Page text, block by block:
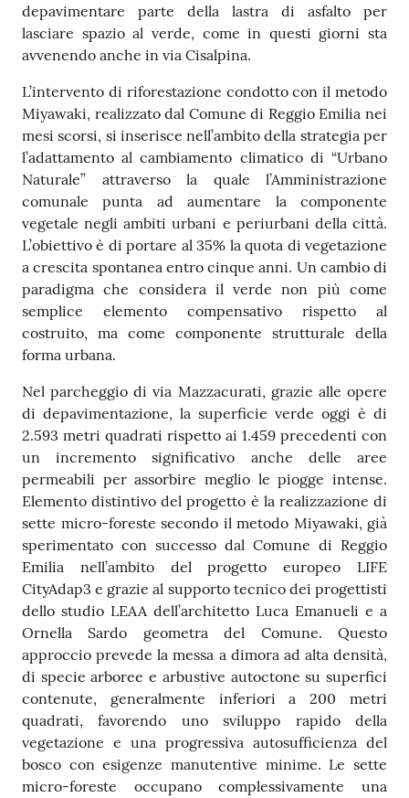
depavimentare parte della lastra di asfalto per
lasciare spazio al verde, come in questi giorni sta
avvenendo anche in via Cisalpina.
L’intervento di riforestazione condotto con il metodo
Miyawaki, realizzato dal Comune di Reggio Emilia nei
mesi scorsi, si inserisce nell’ambito della strategia per
l’adattamento al cambiamento climatico di “Urbano
Naturale” attraverso la quale l’Amministrazione
comunale punta ad aumentare la componente
vegetale negli ambiti urbani e periurbani della città.
L’obiettivo è di portare al 35% la quota di vegetazione
a crescita spontanea entro cinque anni. Un cambio di
paradigma che considera il verde non più come
semplice elemento compensativo rispetto al
costruito, ma come componente strutturale della
forma urbana.
Nel parcheggio di via Mazzacurati, grazie alle opere
di depavimentazione, la superficie verde oggi è di
2.593 metri quadrati rispetto ai 1.459 precedenti con
un incremento significativo anche delle aree
permeabili per assorbire meglio le piogge intense.
Elemento distintivo del progetto è la realizzazione di
sette micro-foreste secondo il metodo Miyawaki, già
sperimentato con successo dal Comune di Reggio
Emilia nell’ambito del progetto europeo LIFE
CityAdap3 e grazie al supporto tecnico dei progettisti
dello studio LEAA dell’architetto Luca Emanueli e a
Ornella Sardo geometra del Comune. Questo
approccio prevede la messa a dimora ad alta densità,
di specie arboree e arbustive autoctone su superfici
contenute, generalmente inferiori a 200 metri
quadrati, favorendo uno sviluppo rapido della
vegetazione e una progressiva autosufficienza del
bosco con esigenze manutentive minime. Le sette
micro-foreste occupano complessivamente una